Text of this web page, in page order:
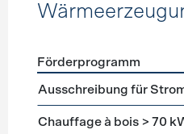
Förderprogramme
Förderprogramm
Ausschreibung für
Chauffage à bois > 70